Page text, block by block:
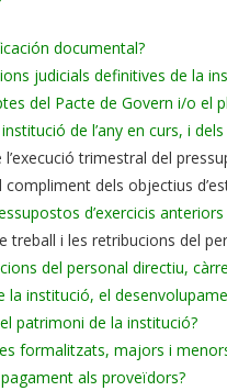
documental?
judicials definitives de la
del Pacte de Govern i/o el
de l’any en curs, i
trimestral del
dels objectius
d’exercicis
treball i les retribucions del
del personal directiu,
la institució, el
patrimoni de la institució?
formalitzats, majors i
als proveïdors?